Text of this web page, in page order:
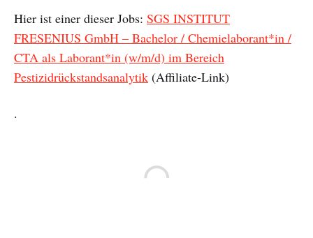
Hier ist einer dieser Jobs: SGS INSTITUT
FRESENIUS GmbH – Bachelor / Chemielaborant*in /
CTA als Laborant*in (w/m/d) im Bereich
Pestizidrückstandsanalytik (Affiliate-Link)
.